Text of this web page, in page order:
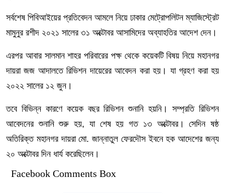
সর্বশেষ পিবিআইয়ের প্রতিবেদন আমলে নিয়ে ঢাকার মেট্রোপলিটন ম্যাজিস্ট্রেট
মামুনুর রশীদ ২০২১ সালের ৩১ অক্টোবর আসামিদের অব্যাহতির আদেশ দেন।
এরপর আবার সালমান শাহর পরিবারের পক্ষ থেকে কয়েকটি বিষয় নিয়ে মহানগর
দায়রা জজ আদালতে রিভিশন দায়েরের আবেদন করা হয়। যা গ্রহণ করা হয়
২০২২ সালের ১২ জুন।
তবে বিভিন্ন কারণে কয়েক বছর রিভিশন শুনানি হয়নি। সম্প্রতি রিভিশন
আবেদনের শুনানি শুরু হয়, যা শেষ হয় গত ১৩ অক্টোবর। সেদিন ষষ্ঠ
অতিরিক্ত মহানগর দায়রা মো. জান্নাতুল ফেরদৌস ইবনে হক আদেশের জন্য
২০ অক্টোবর দিন ধার্য করেছিলেন।
Facebook Comments Box